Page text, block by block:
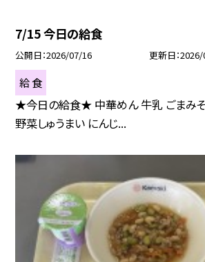
7/15 今日の給食
公開日 2026/07/16 更新日
給 食
★今日の給食★ 中華めん 牛乳 ごまみ
野菜しゅうまい にんじ...